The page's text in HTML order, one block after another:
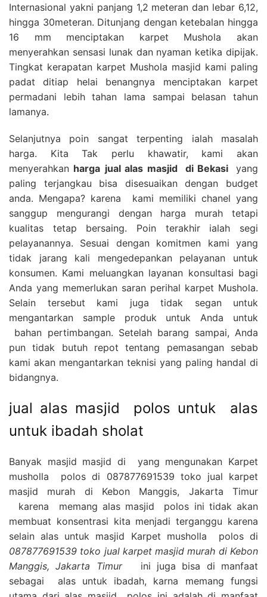
Internasional yakni panjang 1,2 meteran dan lebar 6,12,
hingga 30meteran. Ditunjang dengan ketebalan hingga
16 mm menciptakan karpet Mushola akan
menyerahkan sensasi lunak dan nyaman ketika dipijak.
Tingkat kerapatan karpet Mushola masjid kami paling
padat ditiap helai benangnya menciptakan karpet
permadani lebih tahan lama sampai belasan tahun
lamanya.
Selanjutnya poin sangat terpenting ialah masalah
harga. Kita Tak perlu khawatir, kami akan
menyerahkan harga jual alas masjid di Bekasiyang
paling terjangkau bisa disesuaikan dengan budget
anda. Mengapa? karena kami memiliki chanel yang
sanggup mengurangi dengan harga murah tetapi
kualitas tetap bersaing. Poin terakhir ialah segi
pelayanannya. Sesuai dengan komitmen kami yang
tidak jarang kali mengedepankan pelayanan untuk
konsumen. Kami meluangkan layanan konsultasi bagi
Anda yang memerlukan saran perihal karpet Mushola.
Selain tersebut kami juga tidak segan untuk
mengantarkan sample produk untuk Anda untuk
bahan pertimbangan. Setelah barang sampai, Anda
pun tidak butuh repot tentang pemasangan sebab
kami akan mengantarkan teknisi yang paling handal di
bidangnya.
jual alas masjid polos untuk alas
untuk ibadah sholat
Banyak masjid masjid di yang mengunakan Karpet
musholla polos di 087877691539 toko jual karpet
masjid murah di Kebon Manggis, Jakarta Timur
karena memang alas masjid polos ini tidak akan
membuat konsentrasi kita menjadi terganggu karena
selain alas untuk masjid Karpet musholla polos di
087877691539 toko jual karpet masjid murah di Kebon
Manggis, Jakarta Timur
ini juga bisa di manfaat
sebagai alas untuk ibadah, karna memang fungsi